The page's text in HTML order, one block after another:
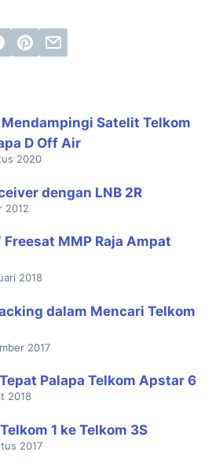
Satelit Telkom
D Off Air
2020
dengan LNB 2R
2012
MMP Raja Ampat
2018
dalam Mencari Telkom
2017
Palapa Telkom Apstar 6
2018
1 ke Telkom 3S
2017